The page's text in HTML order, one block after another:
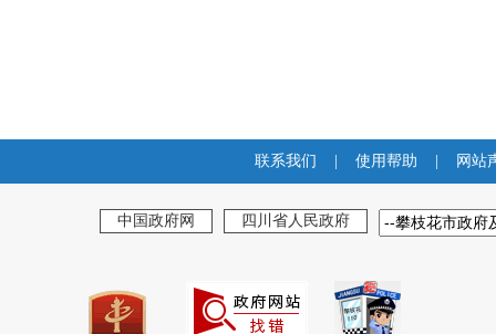
联系我们 使用帮助 网站
中国政府网 四川省人民政府